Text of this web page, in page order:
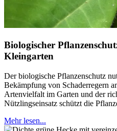
Biologischer
Kleingarten
Der biologische Pflanzenschutz
Bekämpfung von Schaderregern
Artenvielfalt im Garten und der
Nützlingseinsatz schützt die
Mehr lesen...